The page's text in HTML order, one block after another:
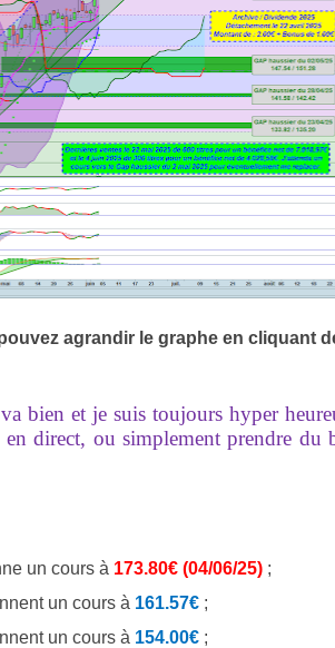
agrandir le graphe en cliquant
bien et je suis toujours hyper
direct, ou simplement prendre du
un cours à 173.80€ (04/06/25) ;
un cours à 161.57€ ;
un cours à 154.00€ ;